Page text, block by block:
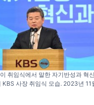
취임식에서 말한 자기반성과 혁
KBS 사장 취임식 모습. 2023년 11